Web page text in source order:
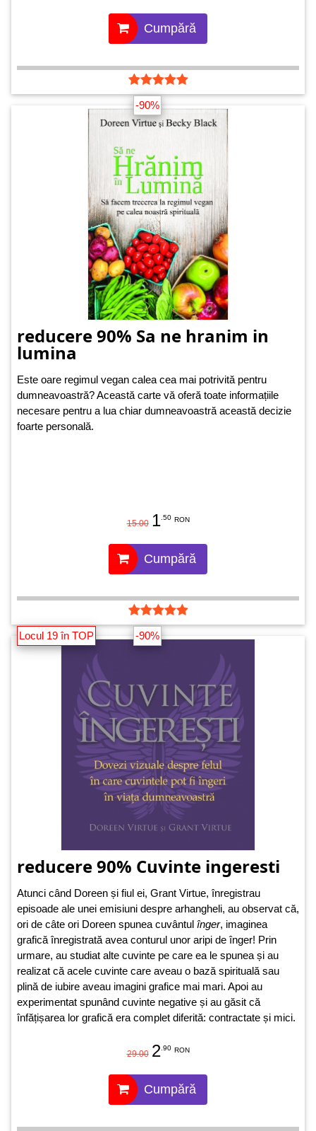
Cumpără
-90%
reducere 90% Sa ne hranim in
lumina
Este oare regimul vegan calea cea mai potrivită pentru
dumneavoastră? Această carte vă oferă toate informațiile
necesare pentru a lua chiar dumneavoastră această decizie
foarte personală.
15.00 1 .50 RON
Cumpără
-90%
Locul 19 în TOP
reducere 90% Cuvinte ingeresti
Atunci când Doreen și fiul ei, Grant Virtue, înregistrau
episoade ale unei emisiuni despre arhangheli, au observat că,
ori de câte ori Doreen spunea cuvântul înger, imaginea
grafică înregistrată avea conturul unor aripi de înger! Prin
urmare, au studiat alte cuvinte pe care ea le spunea și au
realizat că acele cuvinte care aveau o bază spirituală sau
plină de iubire aveau imagini grafice mai mari. Apoi au
experimentat spunând cuvinte negative și au găsit că
înfățișarea lor grafică era complet diferită: contractate și mici.
29.00 2 .90 RON
Cumpără